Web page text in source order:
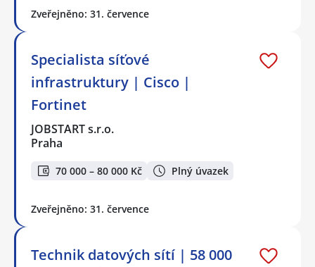
Zveřejněno: 31. července
Specialista síťové
infrastruktury | Cisco |
Fortinet
JOBSTART s.r.o.
Praha
70 000 – 80 000 Kč Plný úvazek
Zveřejněno: 31. července
Technik datových sítí | 58 000